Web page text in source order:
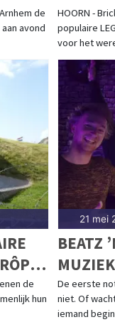
de
avond
HOORN -
populaire
voor het
de
hun
21 mei
BEATZ
De eerste
niet. Of
iemand